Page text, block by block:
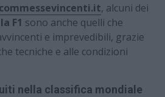
, alcuni dei
F1 sono anche quelli che
e imprevedibili, grazie
tecniche e alle condizioni
nella classifica mondiale